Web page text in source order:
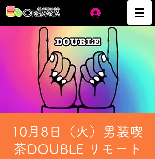
10月8日（火）男装喫
茶DOUBLE リモート